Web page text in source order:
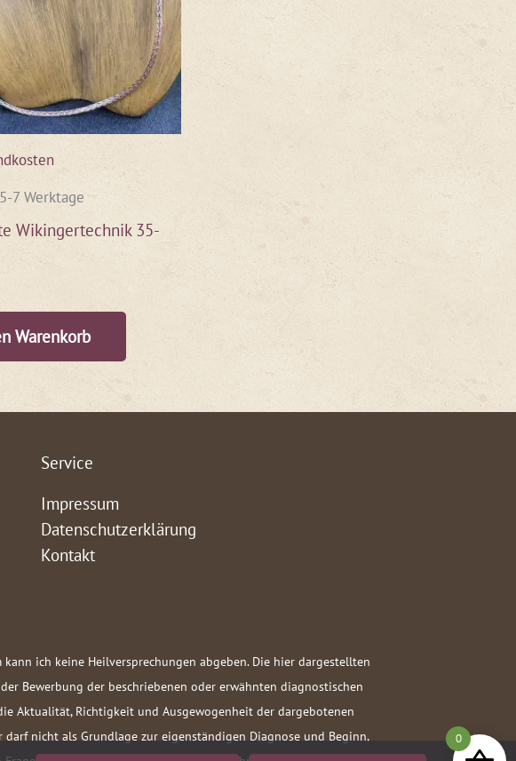
5-7 Werktage
Wikingertechnik 35-
Warenkorb
Service
Impressum
Datenschutzerklärung
Kontakt
ich keine Heilversprechungen abgeben. Die hier dargestellten
Bewerbung der beschriebenen oder erwähnten diagnostischen
Aktualität, Richtigkeit und Ausgewogenheit der dargebotenen
nicht als Grundlage zur eigenständigen Diagnose und Beginn,
0